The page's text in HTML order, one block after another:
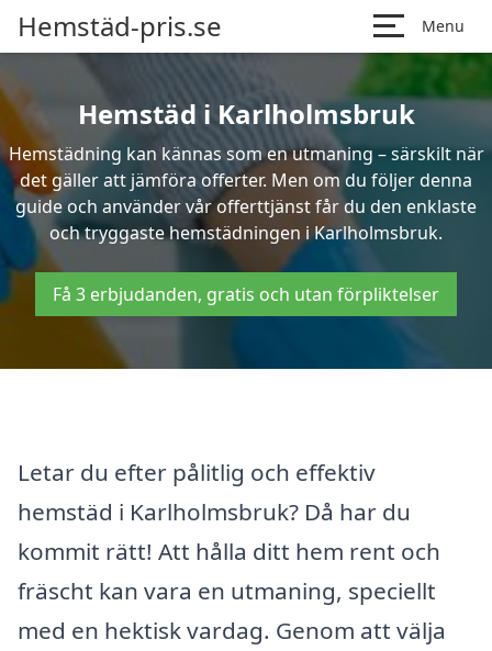
Hemstäd-pris.se Menu
Hemstäd i Karlholmsbruk
Hemstädning kan kännas som en utmaning – särskilt när
det gäller att jämföra offerter. Men om du följer denna
guide och använder vår offerttjänst får du den enklaste
och tryggaste hemstädningen i Karlholmsbruk.
Få 3 erbjudanden, gratis och utan förpliktelser
Letar du efter pålitlig och effektiv
hemstäd i Karlholmsbruk? Då har du
kommit rätt! Att hålla ditt hem rent och
fräscht kan vara en utmaning, speciellt
med en hektisk vardag. Genom att välja